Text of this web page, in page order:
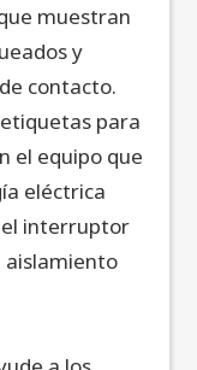
muestran
y
contacto.
para
el equipo que
eléctrica
interruptor
aislamiento